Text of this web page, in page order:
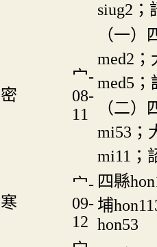
siug2；
密
宀-
08-
11
（一）
med2；
med5；
（二）
mi53；
mi11；
寒
宀-
09-
12
四縣
埔
hon53